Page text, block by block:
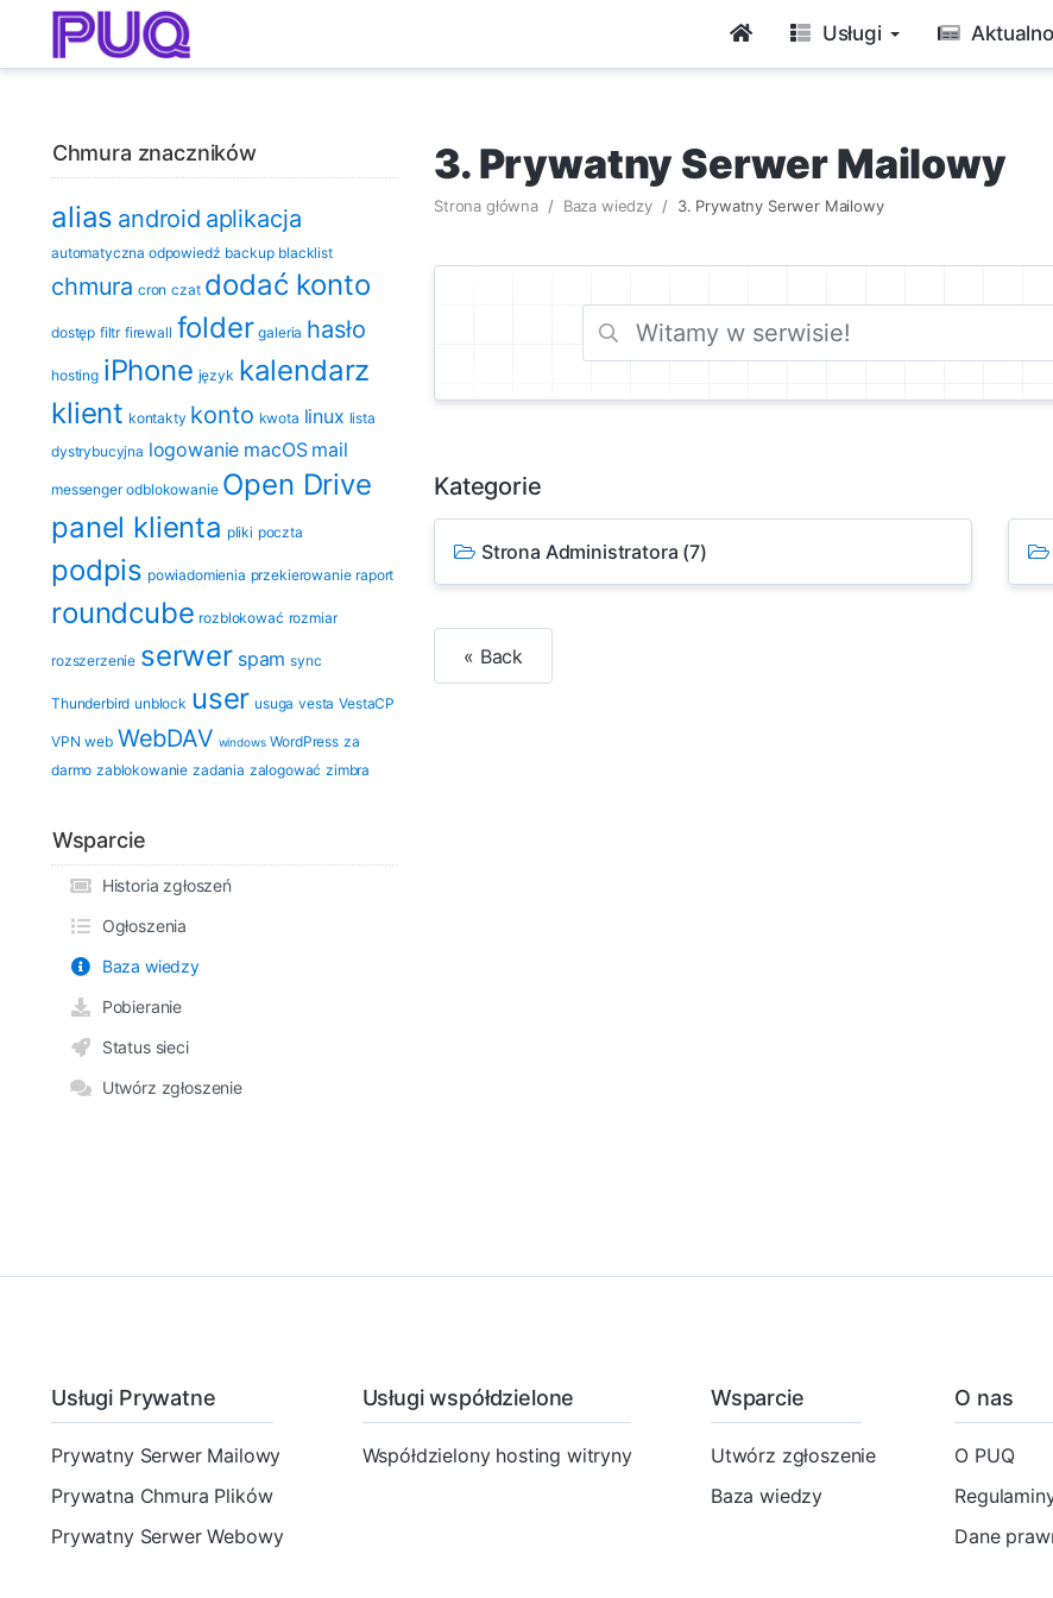
Usługi
Chmura znaczników
alias android aplikacja
automatyczna odpowiedź backup blacklist
chmura cron czat dodać konto
dostęp filtr firewall folder galeria hasło
hosting iPhone język kalendarz
klient kontakty konto kwota linux lista
dystrybucyjna logowanie macOS mail
messenger odblokowanie Open Drive
panel klienta pliki poczta
podpis powiadomienia przekierowanie raport
roundcube rozblokować rozmiar
rozszerzenie serwer spam sync
Thunderbird unblock user usuga vesta VestaCP
VPN web WebDAV windows WordPress za
darmo zablokowanie zadania zalogować zimbra
Wsparcie
Historia zgłoszeń
Ogłoszenia
Baza wiedzy
Pobieranie
Status sieci
Utwórz zgłoszenie
3. Prywatny Serwer Mailowy
Strona główna Baza wiedzy 3. Prywatny Serwer Mailowy
Kategorie
Strona Administratora (7)
« Back
Usługi Prywatne
Prywatny Serwer Mailowy
Prywatna Chmura Plików
Prywatny Serwer Webowy
Usługi współdzielone
Współdzielony hosting witryny
Wsparcie
Utwórz zgłoszenie
Baza wiedzy
O nas
O PUQ
Dane